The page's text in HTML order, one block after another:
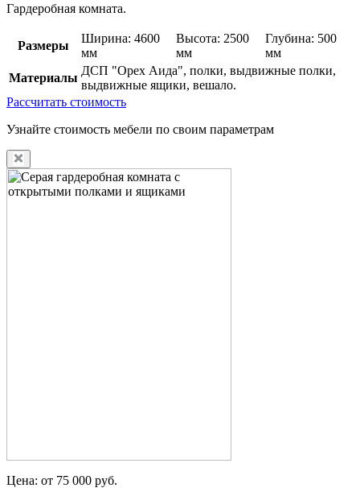
Гардеробная комната.
Размеры
Ширина: 4600
мм
Высота: 2500
мм
Глубина: 500
мм
Материалы
ДСП "Орех Аида", полки, выдвижные полки,
выдвижные ящики, вешало.
Рассчитать стоимость
Узнайте стоимость мебели по своим параметрам
Цена: от 75 000 руб.